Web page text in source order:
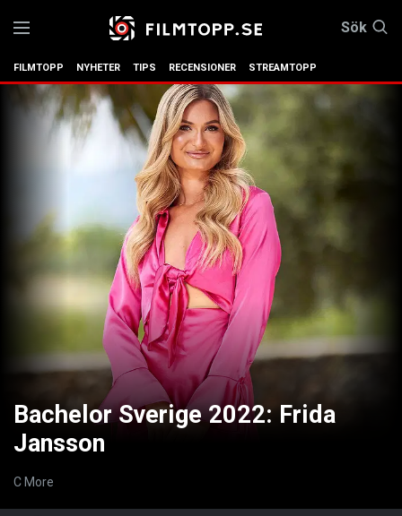
Sök
FILMTOPP NYHETER TIPS RECENSIONER STREAMTOPP
Bachelor Sverige 2022: Frida
Jansson
C More